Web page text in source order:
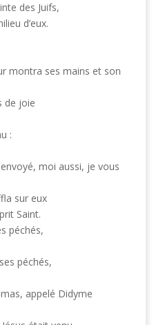
des Juifs,
d’eux.
montra ses mains et son
de joie
:
moi aussi, je vous
sur eux
Saint.
péchés,
péchés,
appelé Didyme